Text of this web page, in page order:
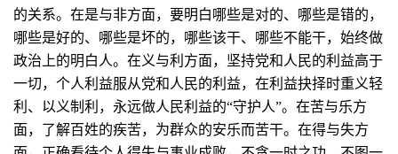
的关系。在是与非方面，要明白哪些是对的、哪些是错的，
哪些是好的、哪些是坏的，哪些该干、哪些不能干，始终做
政治上的明白人。在义与利方面，坚持党和人民的利益高于
一切，个人利益服从党和人民的利益，在利益抉择时重义轻
利、以义制利，永远做人民利益的“守护人”。在苦与乐方
面，了解百姓的疾苦，为群众的安乐而苦干。在得与失方